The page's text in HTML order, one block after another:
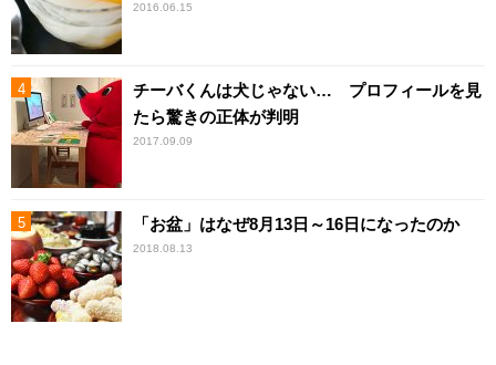
2016.06.15
チーバくんは犬じゃない… プロフィールを見
たら驚きの正体が判明
2017.09.09
「お盆」はなぜ8月13日～16日になったのか
2018.08.13